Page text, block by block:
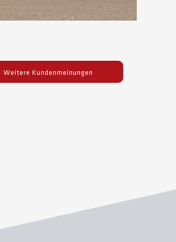
Weitere Kundenmeinungen